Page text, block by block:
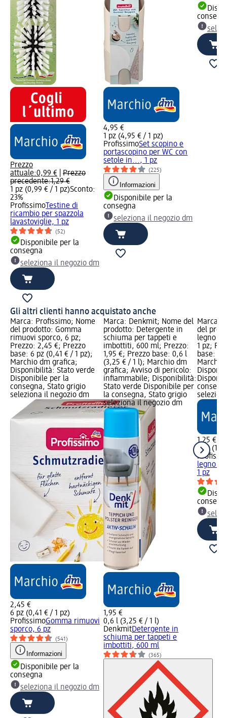
Prezzo
attuale:0,99 €
Prezzo
precedente:1,29 €
1 pz (0,99 € / 1 pz)Sconto:
23%
ProfissimoTestine di
ricambio per spazzola
lavastoviglie, 1 pz
(52)
Disponibile per la
consegna
seleziona il negozio dm
4,95 €
1 pz (4,95 € / 1 pz)
ProfissimoSet scopino e
portascopino per WC con
setole in..., 1 pz
(225)
Informazioni
Disponibile per la
consegna
seleziona il negozio dm
Gli altri clienti hanno acquistato anche
Marca: Profissimo; Nome
del prodotto: Gomma
rimuovi sporco, 6 pz;
Prezzo: 2,45 €; Prezzo
base: 6 pz (0,41 € / 1 pz);
Marchio dm grafica;
Disponibilità: Stato verde
Disponibile per la
consegna, Stato grigio
seleziona il negozio dm
2,45 €
6 pz (0,41 € / 1 pz)
ProfissimoGomma rimuovi
sporco, 6 pz
(541)
Informazioni
Disponibile per la
consegna
seleziona il negozio dm
Marca: Denkmit; Nome del
prodotto: Detergente in
schiuma per tappeti e
imbottiti, 600 ml; Prezzo:
1,95 €; Prezzo base: 0,6 l
(3,25 € / 1 l); Marchio dm
grafica; Avviso di pericolo:
infiammabile; Disponibilità:
Stato verde Disponibile per
la consegna, Stato grigio
seleziona il negozio dm
1,95 €
0,6 l (3,25 € / 1 l)
DenkmitDetergente in
schiuma per tappeti e
imbottiti, 600 ml
(365)
Marca:
del
legno
1 pz;
base: 1
Marchio
1,25 €
1 pz
legno
1 pz